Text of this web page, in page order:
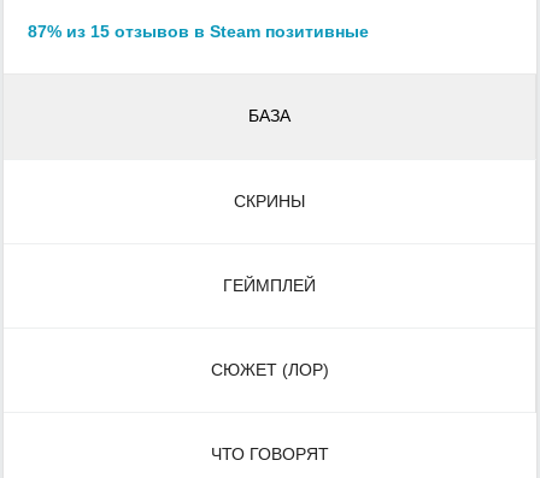
87% из 15 отзывов в Steam позитивные
БАЗА
СКРИНЫ
ГЕЙМПЛЕЙ
СЮЖЕТ (ЛОР)
ЧТО ГОВОРЯТ